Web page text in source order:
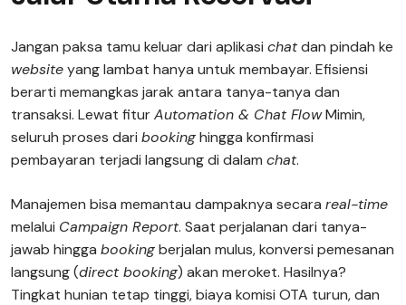
Jangan paksa tamu keluar dari aplikasi chatdan pindah ke
websiteyang lambat hanya untuk membayar. Efisiensi
berarti memangkas jarak antara tanya-tanya dan
transaksi. Lewat fiturAutomation & Chat FlowMimin,
seluruh proses dari bookinghingga konfirmasi
pembayaran terjadi langsung di dalam chat.
Manajemen bisa memantau dampaknya secara real-time
melalui Campaign Report. Saat perjalanan dari tanya-
jawab hingga bookingberjalan mulus, konversi pemesanan
langsung (direct booking) akan meroket. Hasilnya?
Tingkat hunian tetap tinggi, biaya komisi OTA turun, dan